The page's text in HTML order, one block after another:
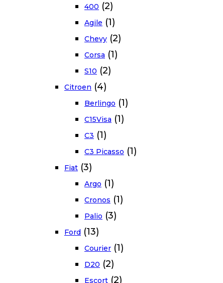
400 (2)
Agile (1)
Chevy (2)
Corsa (1)
S10 (2)
Citroen (4)
Berlingo (1)
C15Visa (1)
C3 (1)
C3 Picasso (1)
Fiat (3)
Argo (1)
Cronos (1)
Palio (3)
Ford (13)
Courier (1)
D20 (2)
Escort (2)